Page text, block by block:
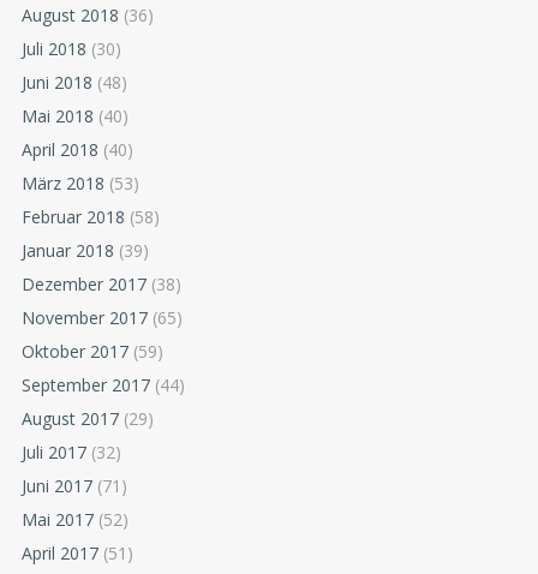
August 2018 (36)
Juli 2018 (30)
Juni 2018 (48)
Mai 2018 (40)
April 2018 (40)
März 2018 (53)
Februar 2018 (58)
Januar 2018 (39)
Dezember 2017 (38)
November 2017 (65)
Oktober 2017 (59)
September 2017 (44)
August 2017 (29)
Juli 2017 (32)
Juni 2017 (71)
Mai 2017 (52)
April 2017 (51)